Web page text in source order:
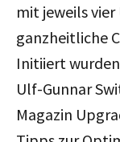
mit jeweils
ganzheitliche
Initiiert
Ulf-Gunnar
Magazin